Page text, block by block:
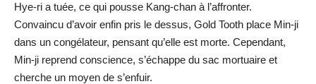
Hye-ri a tuée, ce qui pousse Kang-chan à l’affronter.
Convaincu d’avoir enfin pris le dessus, Gold Tooth place Min-ji
dans un congélateur, pensant qu’elle est morte. Cependant,
Min-ji reprend conscience, s’échappe du sac mortuaire et
cherche un moyen de s’enfuir.